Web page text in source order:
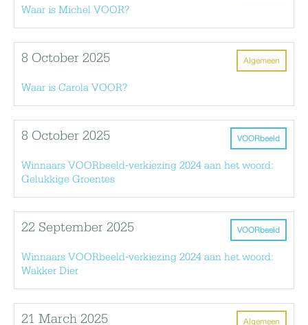
Waar is Michel VOOR?
Algemeen
8 October 2025
Waar is Carola VOOR?
VOORbeeld
8 October 2025
Winnaars VOORbeeld-verkiezing 2024 aan het woord:
Gelukkige Groentes
VOORbeeld
22 September 2025
Winnaars VOORbeeld-verkiezing 2024 aan het woord:
Wakker Dier
Algemeen
21 March 2025